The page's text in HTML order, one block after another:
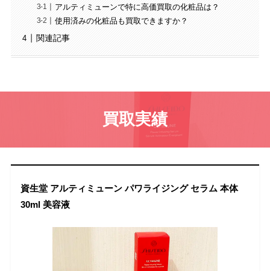
アルティミューンで特に高価買取の化粧品は？
使用済みの化粧品も買取できますか？
関連記事
買取実績
資生堂 アルティミューン パワライジング セラム 本体
30ml 美容液